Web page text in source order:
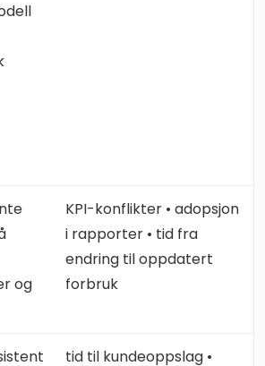
og
KPI-konflikter • adopsjon
i rapporter • tid fra
endring til oppdatert
forbruk
tid til kundeoppslag •